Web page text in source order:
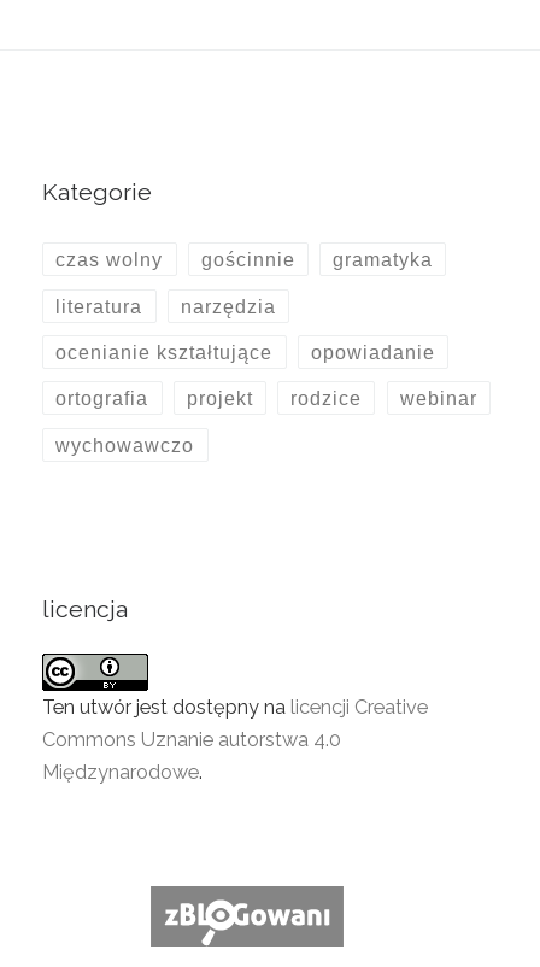
Kategorie
czas wolny gościnnie gramatyka
literatura narzędzia
ocenianie kształtujące opowiadanie
ortografia projekt rodzice webinar
wychowawczo
licencja
Ten utwór jest dostępny na licencji Creative
Commons Uznanie autorstwa 4.0
Międzynarodowe.